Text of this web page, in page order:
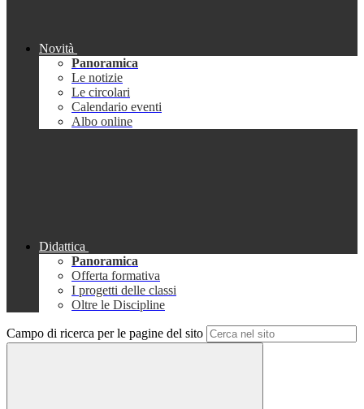
Novità
Panoramica
Le notizie
Le circolari
Calendario eventi
Albo online
Didattica
Panoramica
Offerta formativa
I progetti delle classi
Oltre le Discipline
Campo di ricerca per le pagine del sito